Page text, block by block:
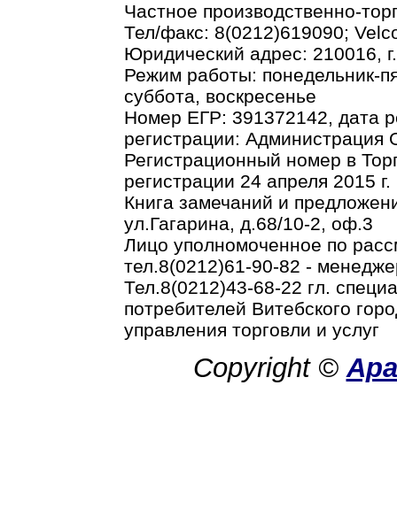
Частное производственно-
Тел/факс: 8(0212)619090;
Юридический адрес: 210016,
Режим работы: понедельник-
суббота, воскресенье
Номер ЕГР: 391372142, дата
регистрации: Администрация
Регистрационный номер в
регистрации 24 апреля 2015 г.
Книга замечаний и
ул.Гагарина, д.68/10-2, оф.3
Лицо уполномоченное по
тел.8(0212)61-90-82 -
Тел.8(0212)43-68-22 гл.
потребителей Витебского
управления торговли и услуг
Copyright ©